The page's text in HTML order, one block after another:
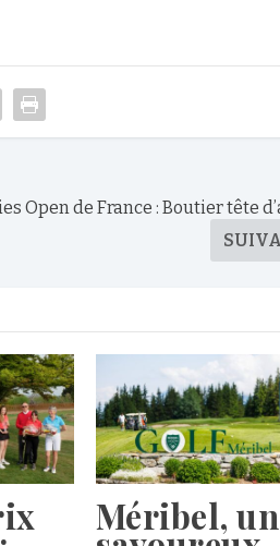
Open de France : Boutier tête
Méribel, un